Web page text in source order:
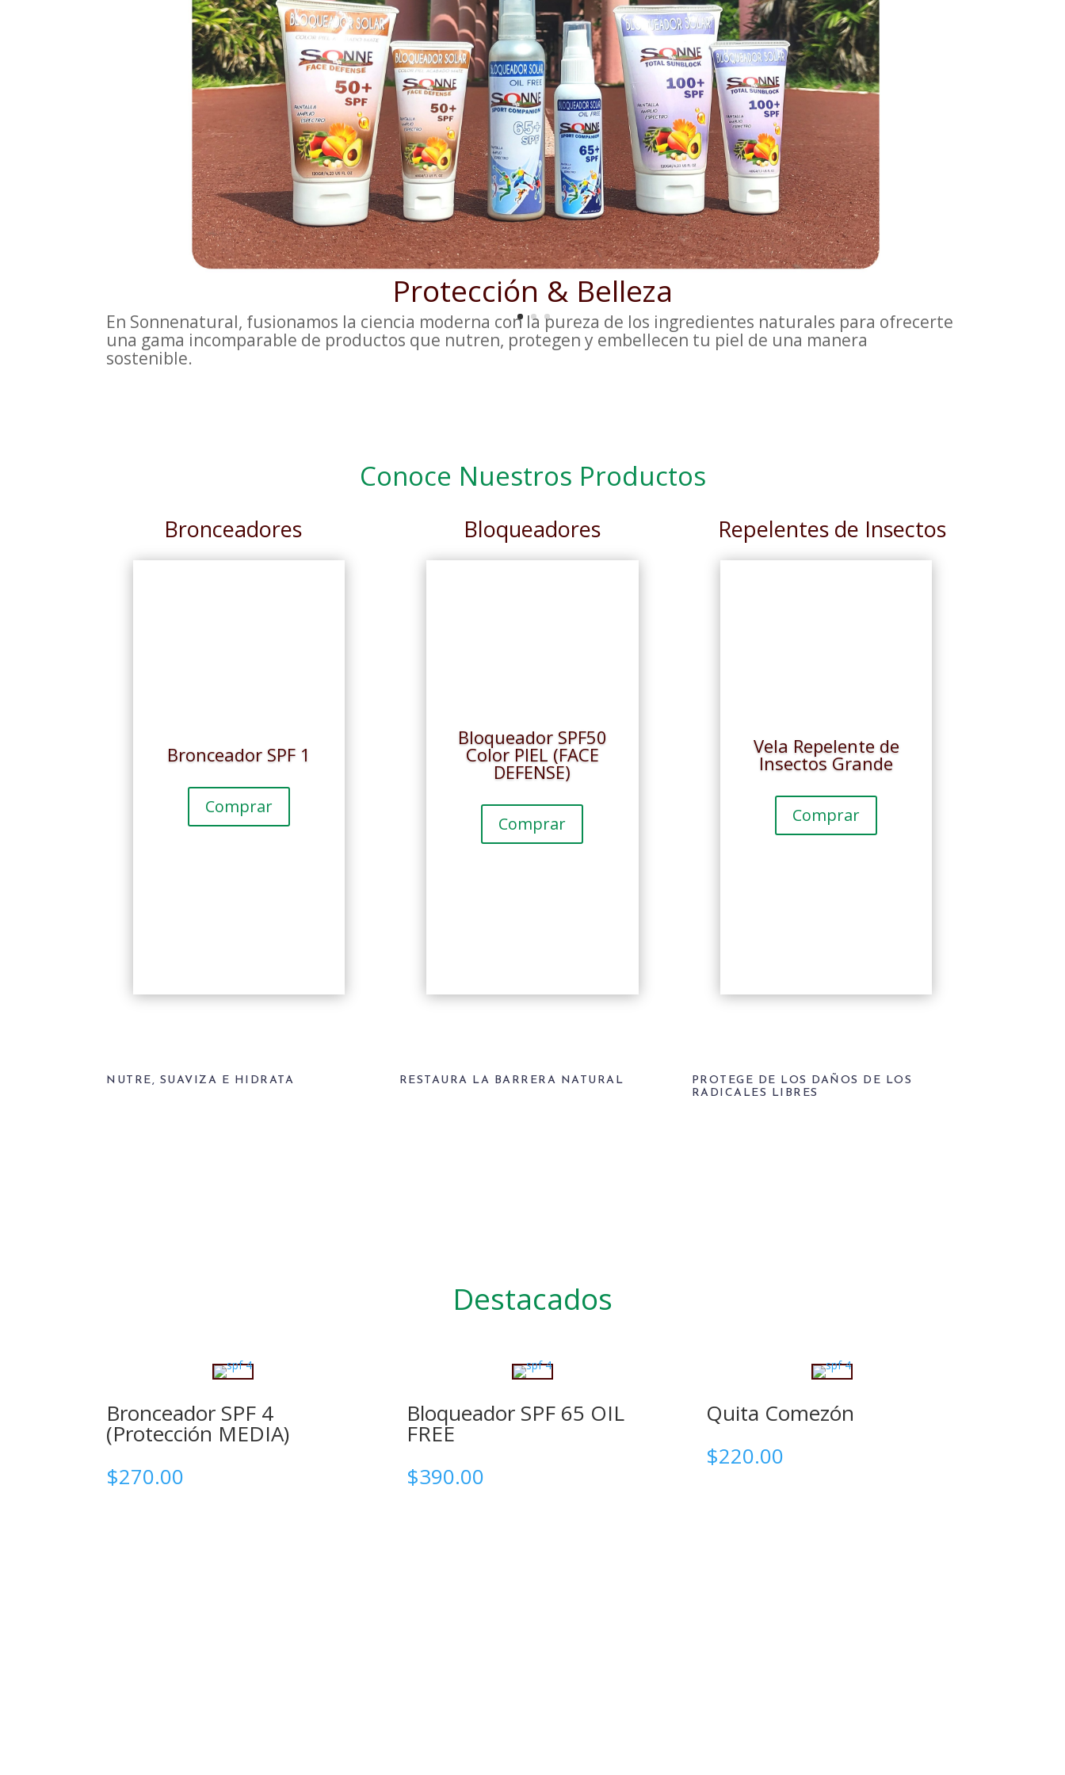
Protección & Belleza
En Sonnenatural, fusionamos la ciencia moderna con la pureza de los ingredientes naturales para ofrecerte
una gama incomparable de productos que nutren, protegen y embellecen tu piel de una manera
sostenible.
Conoce Nuestros Productos
Bronceadores Bloqueadores Repelentes de Insectos
Bronceador SPF 1
Comprar
Bloqueador SPF50
Color PIEL (FACE
DEFENSE)
Comprar
Vela Repelente de
Insectos Grande
Comprar
NUTRE, SUAVIZA E HIDRATA RESTAURA LA BARRERA NATURAL
PROTEGE DE LOS DAÑOS DE LOS
RADICALES LIBRES
Destacados
Bronceador SPF 4
(Protección MEDIA)
$270.00
Bloqueador SPF 65 OIL
FREE
$390.00
Quita Comezón
$220.00